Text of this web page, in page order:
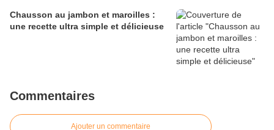
Chausson au jambon et maroilles :
une recette ultra simple et délicieuse
Commentaires
Ajouter un commentaire